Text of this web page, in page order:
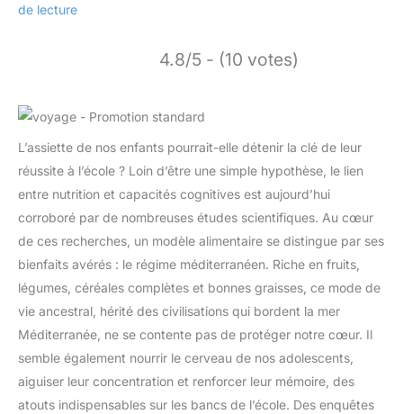
de lecture
4.8/5 - (10 votes)
L’assiette de nos enfants pourrait-elle détenir la clé de leur
réussite à l’école ? Loin d’être une simple hypothèse, le lien
entre nutrition et capacités cognitives est aujourd’hui
corroboré par de nombreuses études scientifiques. Au cœur
de ces recherches, un modèle alimentaire se distingue par ses
bienfaits avérés : le régime méditerranéen. Riche en fruits,
légumes, céréales complètes et bonnes graisses, ce mode de
vie ancestral, hérité des civilisations qui bordent la mer
Méditerranée, ne se contente pas de protéger notre cœur. Il
semble également nourrir le cerveau de nos adolescents,
aiguiser leur concentration et renforcer leur mémoire, des
atouts indispensables sur les bancs de l’école. Des enquêtes